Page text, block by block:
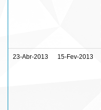
23-Abr-2013 15-Fev-2013